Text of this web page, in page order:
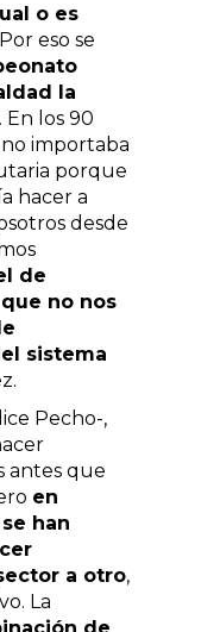
o es
eso se
la
. En los 90
importaba
porque
hacer a
desde
de
no nos
sistema
Pecho-,
antes que
en
han
a otro,
La